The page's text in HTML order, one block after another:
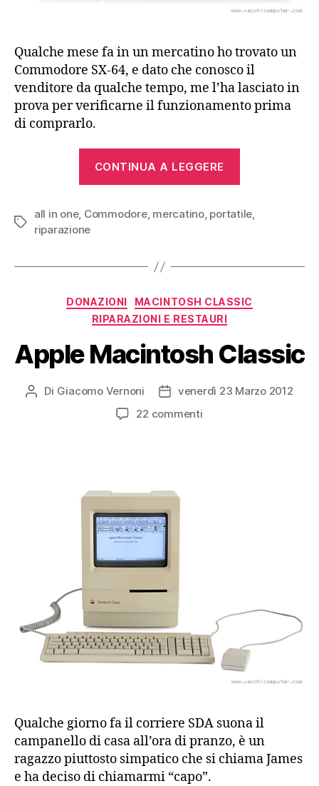
Qualche mese fa in un mercatino ho trovato un
Commodore SX-64, e dato che conosco il
venditore da qualche tempo, me l’ha lasciato in
prova per verificarne il funzionamento prima
di comprarlo.
CONTINUA A LEGGERE
Commodore
Tag
all in one, Commodore, mercatino, portatile,
riparazione
Categorie
DONAZIONI
MACINTOSH CLASSIC
RIPARAZIONI E RESTAURI
Apple Macintosh Classic
Autore
Di Giacomo Vernoni
Data
dell'articolo
venerdì 23 Marzo 2012
22 commentisu
Qualche giorno fa il corriere SDA suona il
campanello di casa all’ora di pranzo, è un
ragazzo piuttosto simpatico che si chiama James
e ha deciso di chiamarmi “capo”.